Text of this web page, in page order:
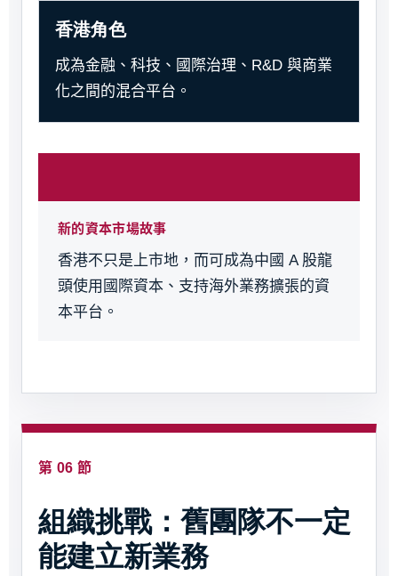
香港角色
成為金融、科技、國際治理、R&D 與商業
化之間的混合平台。
新的資本市場故事
香港不只是上市地，而可成為中國 A 股龍
頭使用國際資本、支持海外業務擴張的資
本平台。
第 06 節
組織挑戰：舊團隊不一定
能建立新業務